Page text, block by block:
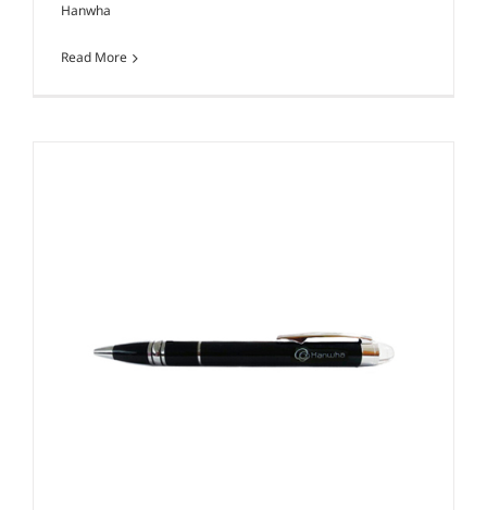
Hanwha
Read More